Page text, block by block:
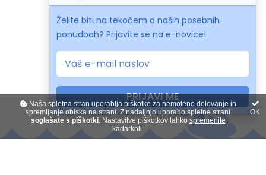
Želite biti na tekočem o naših posebnih
ponudbah? Prijavite se na e-novice!
PRIJAVI ME
Naša spletna stran uporablja piškotke za nemoteno delovanje in
spremljanje obiska na strani. Z nadaljnjo uporabo spletne strani
soglašate s piškotki. Nastavitve piškotkov lahko spremenite
kadarkoli.
OK